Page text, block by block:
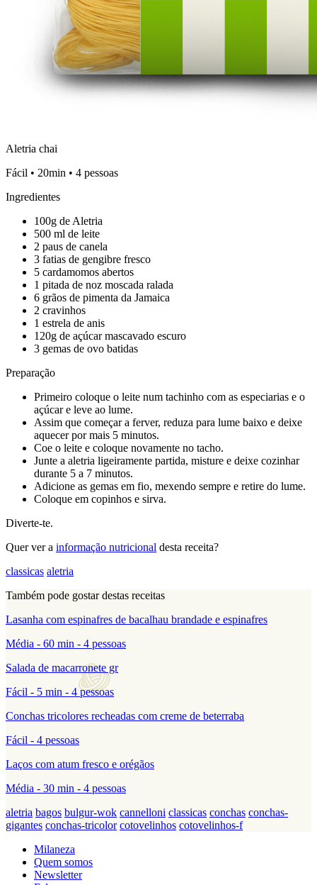
Aletria chai
Fácil • 20min • 4 pessoas
Ingredientes
100g de Aletria
500 ml de leite
2 paus de canela
3 fatias de gengibre fresco
5 cardamomos abertos
1 pitada de noz moscada ralada
6 grãos de pimenta da Jamaica
2 cravinhos
1 estrela de anis
120g de açúcar mascavado escuro
3 gemas de ovo batidas
Preparação
Primeiro coloque o leite num tachinho com as especiarias e o
açúcar e leve ao lume.
Assim que começar a ferver, reduza para lume baixo e deixe
aquecer por mais 5 minutos.
Coe o leite e coloque novamente no tacho.
Junte a aletria ligeiramente partida, misture e deixe cozinhar
durante 5 a 7 minutos.
Adicione as gemas em fio, mexendo sempre e retire do lume.
Coloque em copinhos e sirva.
Diverte-te.
Quer ver a informação nutricional desta receita?
classicas aletria
Também pode gostar destas receitas
Lasanha com espinafres de bacalhau brandade e espinafres
Média - 60 min - 4 pessoas
Salada de macarronete gr
Fácil - 5 min - 4 pessoas
Conchas tricolores recheadas com creme de beterraba
Fácil - 4 pessoas
Laços com atum fresco e orégãos
Média - 30 min - 4 pessoas
aletria bagos bulgur-wok cannelloni classicas conchas conchas-
gigantes conchas-tricolor cotovelinhos cotovelinhos-f
Milaneza
Quem somos
Newsletter